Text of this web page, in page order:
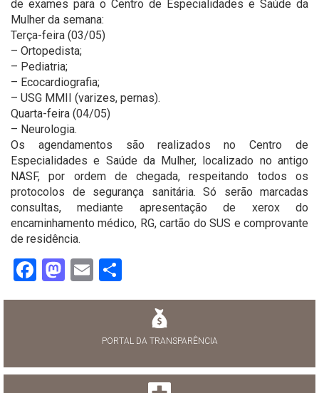
de exames para o Centro de Especialidades e Saúde da
Mulher da semana:
Terça-feira (03/05)
– Ortopedista;
– Pediatria;
– Ecocardiografia;
– USG MMII (varizes, pernas).
Quarta-feira (04/05)
– Neurologia.
Os agendamentos são realizados no Centro de
Especialidades e Saúde da Mulher, localizado no antigo
NASF, por ordem de chegada, respeitando todos os
protocolos de segurança sanitária. Só serão marcadas
consultas, mediante apresentação de xerox do
encaminhamento médico, RG, cartão do SUS e comprovante
de residência.
Facebook
Mastodon
Email
PORTAL DA TRANSPARÊNCIA